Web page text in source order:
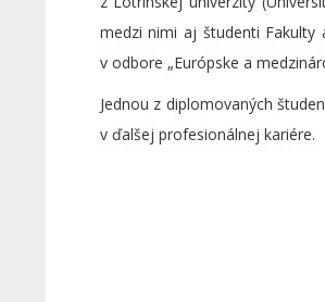
medzi nimi aj študenti Fakulty
v odbore „Európske a
Jednou z diplomovaných
v
v